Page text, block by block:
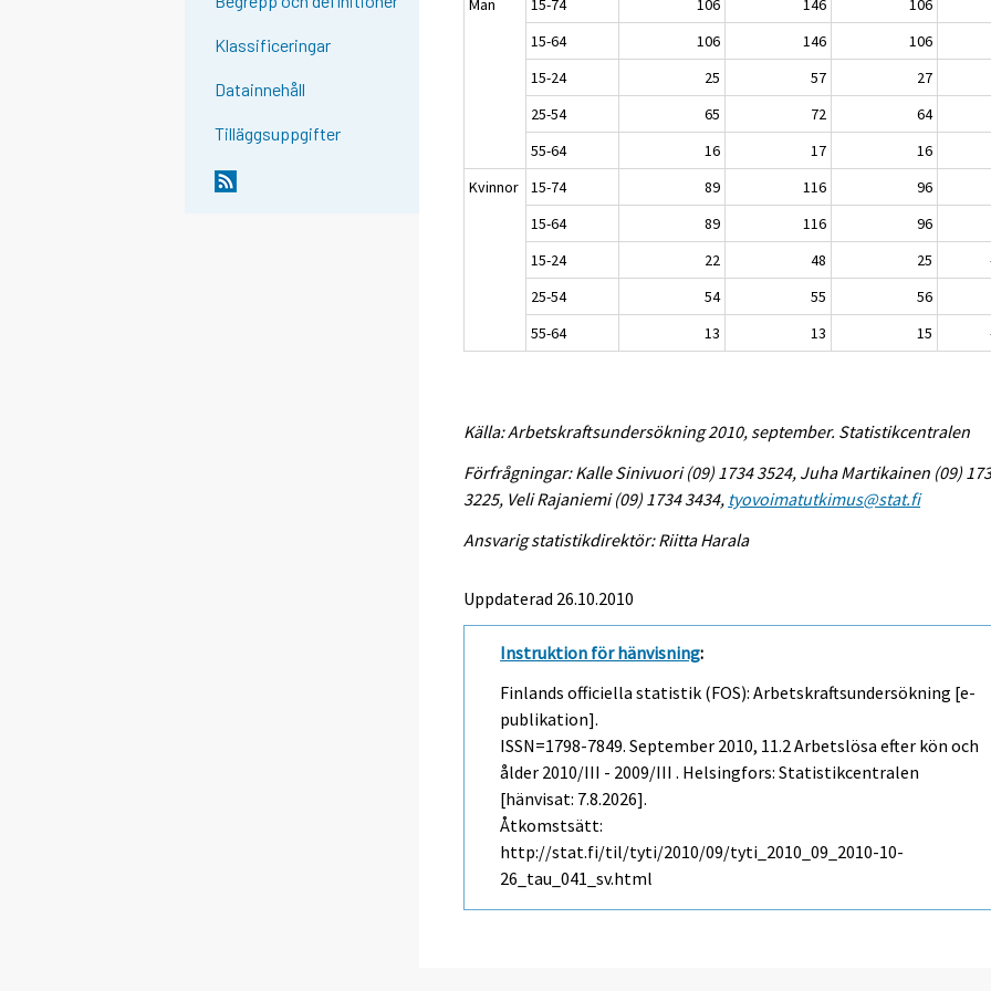
Klassificeringar
Datainnehåll
Tilläggsuppgifter
Män 15-74 106 146
106
15-64
106 146
106
15-24
25 57
27
25-54
65 72
64
55-64
16 17
16
Kvinnor
15-74 89 116
96
15-64
89 116
96
15-24
22 48 25
25-54
54 55
56
55-64
13 13 15
Källa: Arbetskraftsundersökning 2010, september. Statistikcentralen
Förfrågningar: Kalle Sinivuori (09) 1734 3524, Juha Martikainen (09)
3225, Veli Rajaniemi (09) 1734 3434, tyovoimatutkimus@stat.fi
Ansvarig statistikdirektör: Riitta Harala
Uppdaterad 26.10.2010
Instruktion för hänvisning:
Finlands officiella statistik (FOS): Arbetskraftsundersökning [e-
publikation].
ISSN=1798-7849.September 2010, 11.2 Arbetslösa efter kön och
ålder 2010/III - 2009/III . Helsingfors: Statistikcentralen
[hänvisat: 7.8.2026].
Åtkomstsätt:
http://stat.fi/til/tyti/2010/09/tyti_2010_09_2010-10-
26_tau_041_sv.html